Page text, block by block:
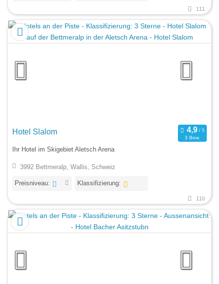
111
Hotel Slalom
3 Bew.
Ihr Hotel im Skigebiet Aletsch Arena
3992 Bettmeralp, Wallis, Schweiz
Preisniveau: Klassifizierung:
110